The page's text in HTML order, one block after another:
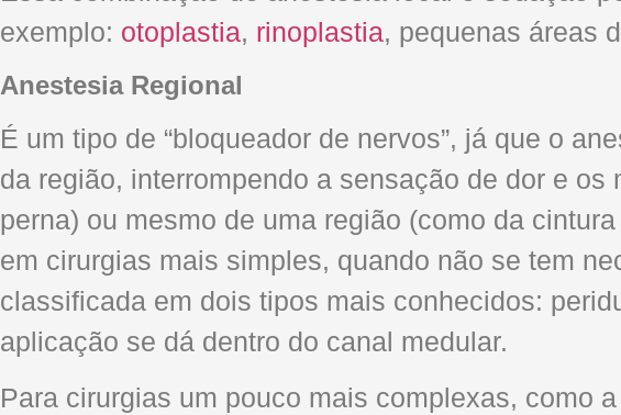
exemplo: otoplastia, rinoplastia, pequenas áreas
Anestesia Regional
É um tipo de “bloqueador de nervos”, já que o
da região, interrompendo a sensação de dor e
perna) ou mesmo de uma região (como da
em cirurgias mais simples, quando não se tem
classificada em dois tipos mais conhecidos:
aplicação se dá dentro do canal medular.
Para cirurgias um pouco mais complexas, como a